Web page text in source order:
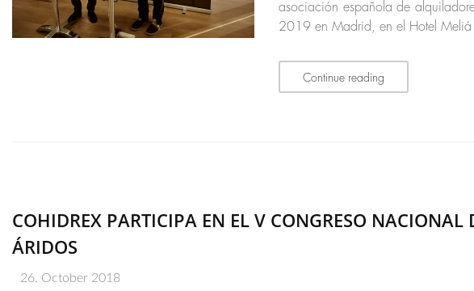
asociación española de
2019 en Madrid, en el Hotel Meliá
Continue reading
COHIDREX PARTICIPA EN EL V CONGRESO NACIONAL
ÁRIDOS
26. October 2018